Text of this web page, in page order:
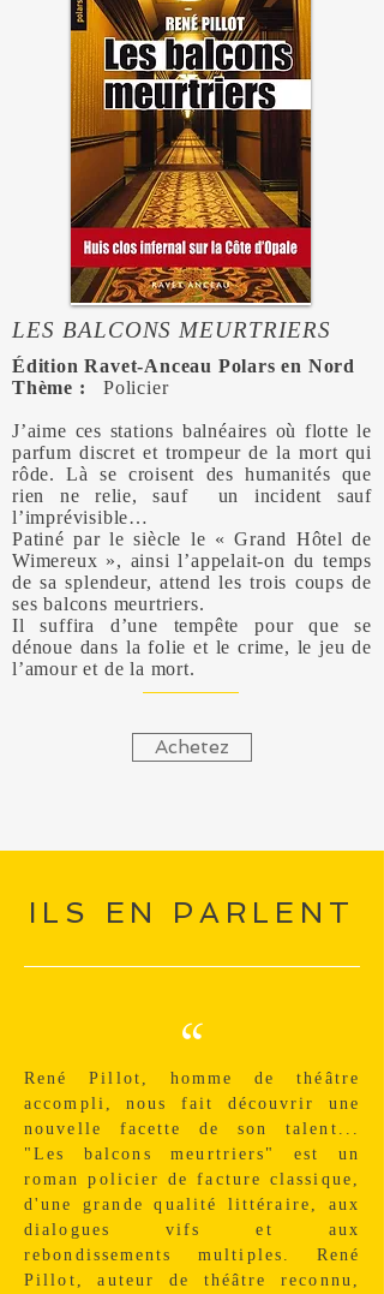
Achetez
LES BALCONS MEURTRIERS
Édition Ravet-Anceau Polars en Nord
Thème :
Policier
J’aime ces stations balnéaires où flotte le
parfum discret et trompeur de la mort qui
rôde. Là se croisent des humanités que
rien ne relie, sauf un incident sauf
l’imprévisible…
Patiné par le siècle le « Grand Hôtel de
Wimereux », ainsi l’appelait-on du temps
de sa splendeur, attend les trois coups de
ses balcons meurtriers.
Il suffira d’une tempête pour que se
dénoue dans la folie et le crime, le jeu de
l’amour et de la mort.
ILS EN PARLENT
“
René Pillot, homme de théâtre
accompli, nous fait découvrir une
nouvelle facette de son talent...
"Les balcons meurtriers" est un
roman policier de facture classique,
d'une grande qualité littéraire, aux
dialogues vifs et aux
rebondissements multiples. René
Pillot, auteur de théâtre reconnu,